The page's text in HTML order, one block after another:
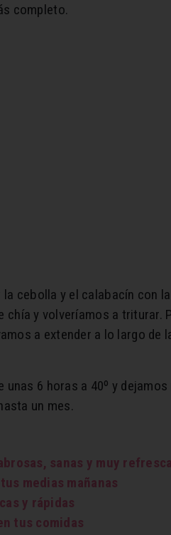
completo.
cebolla y el calabacín con
chía y volveríamos a
a extender a lo largo
unas 6 horas a 40º y
un mes.
sanas y muy
medias mañanas
y rápidas
tus comidas